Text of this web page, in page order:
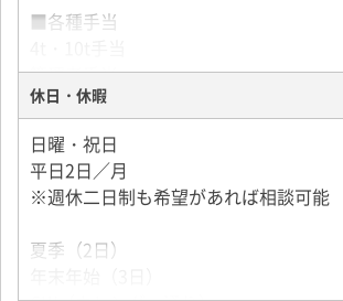
■各種手当
管理者手当
施工手当
家族手当（配偶者／10,000円・子供1
住宅手当
★週払い可能
休日・休暇
日曜・祝日
平日2日／月
※週休二日制も希望があれば相談可能
夏季（2日）